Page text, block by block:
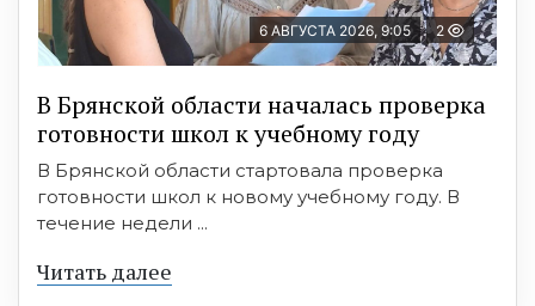
6 АВГУСТА 2026, 9:05 2
В Брянской области началась проверка
готовности школ к учебному году
В Брянской области стартовала проверка
готовности школ к новому учебному году. В
течение недели ...
Читать далее